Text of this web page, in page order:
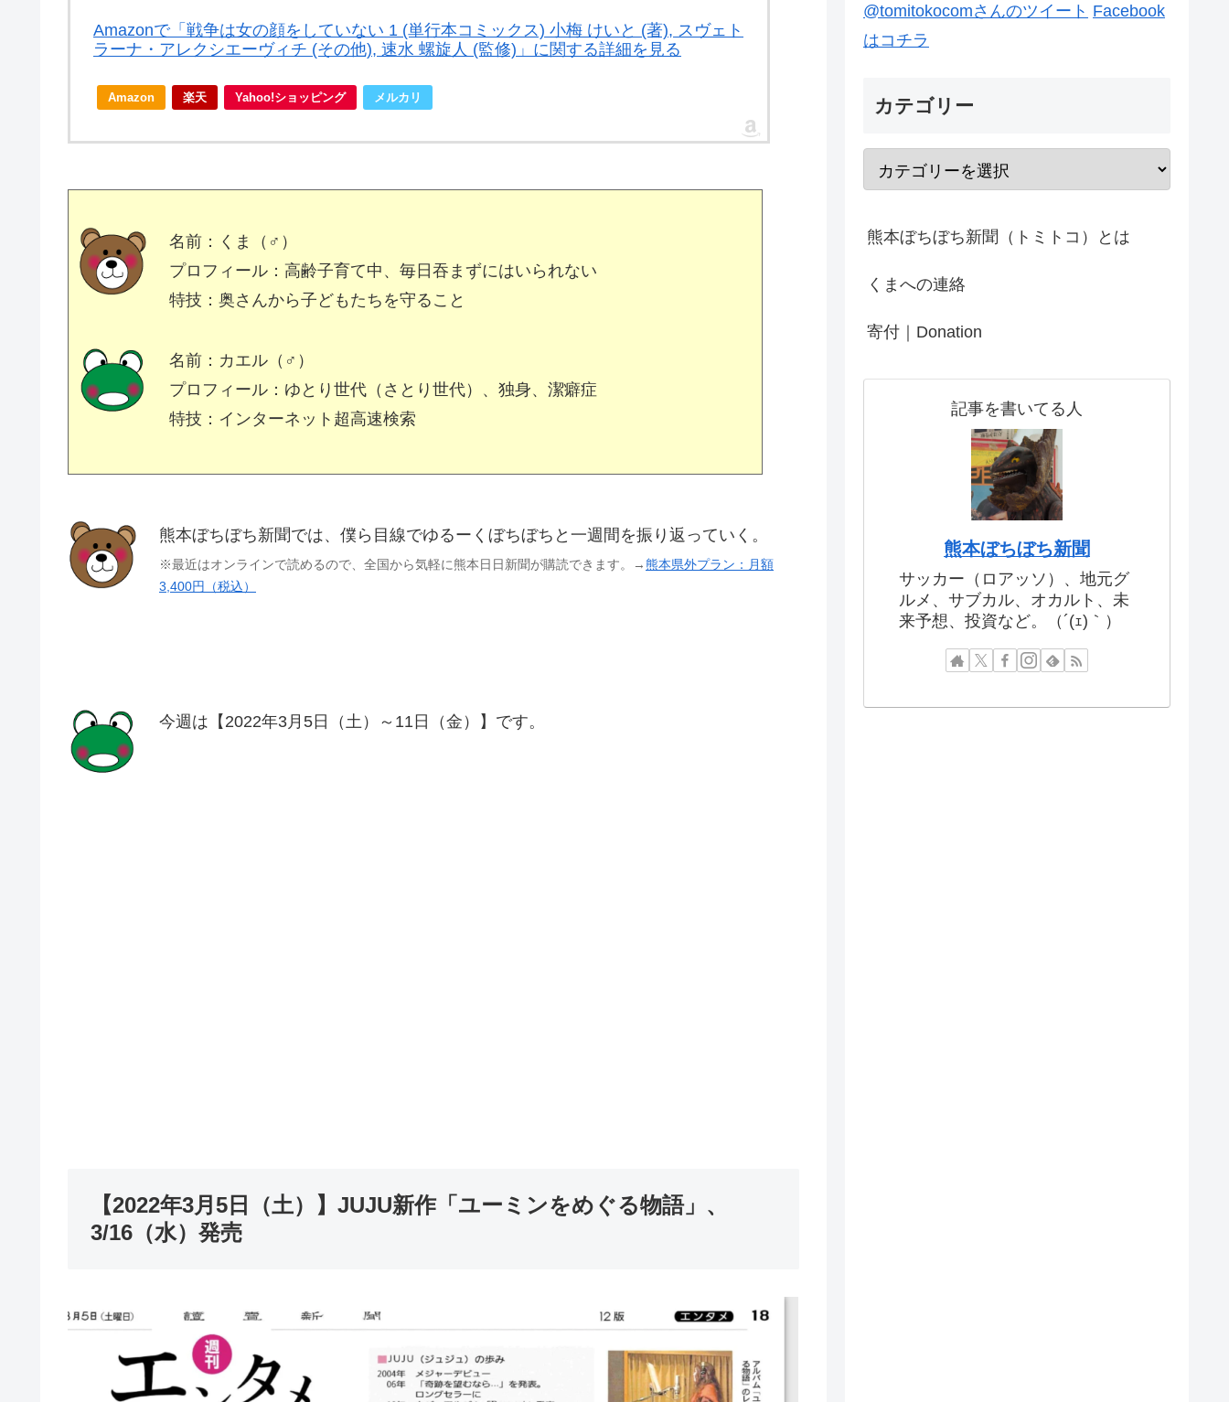
Amazonで「戦争は女の顔をしていない 1 (単行本コミックス) 小梅 けいと (著), スヴェト
ラーナ・アレクシエーヴィチ (その他), 速水 螺旋人 (監修)」に関する詳細を見る
Amazon 楽天 Yahoo!ショッピング メルカリ
名前：くま（♂）
プロフィール：高齢子育て中、毎日吞まずにはいられない
特技：奥さんから子どもたちを守ること
名前：カエル（♂）
プロフィール：ゆとり世代（さとり世代）、独身、潔癖症
特技：インターネット超高速検索
熊本ぼちぼち新聞では、僕ら目線でゆるーくぼちぼちと一週間を振り返っていく。
※最近はオンラインで読めるので、全国から気軽に熊本日日新聞が購読できます。→ 熊本県外プラン：月額
3,400円（税込）
今週は【2022年3月5日（土）～11日（金）】です。
【2022年3月5日（土）】JUJU新作「ユーミンをめぐる物語」、
3/16（水）発売
@tomitokocomさんのツイート Facebook
はコチラ
カテゴリー
熊本ぼちぼち新聞（トミトコ）とは
くまへの連絡
寄付｜Donation
記事を書いてる人
熊本ぼちぼち新聞
サッカー（ロアッソ）、地元グ
ルメ、サブカル、オカルト、未
来予想、投資など。（´(ｪ)｀）